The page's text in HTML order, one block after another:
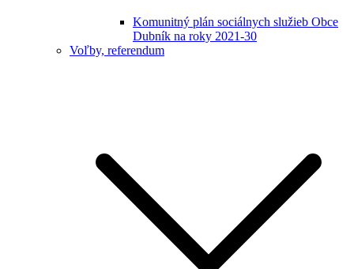
Komunitný plán sociálnych služieb Obce
Dubník na roky 2021-30
Voľby, referendum